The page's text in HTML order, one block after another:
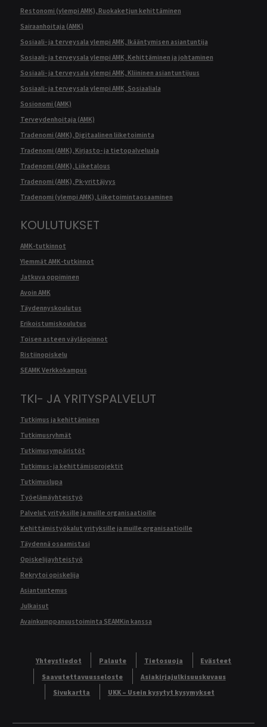
Restonomi (ylempi AMK), Ruokaketjun kehittäminen
Sairaanhoitaja (AMK)
Sosiaali- ja terveysala ylempi AMK, Ikääntymisen asiantuntija
Sosiaali- ja terveysala ylempi AMK, Kehittäminen ja johtaminen
Sosiaali- ja terveysala ylempi AMK, Kliininen asiantuntijuus
Sosiaali- ja terveysala ylempi AMK, Sosiaaliala
Sosionomi (AMK)
Terveydenhoitaja (AMK)
Tradenomi (AMK), Digitaalinen liiketoiminta
Tradenomi (AMK), Kirjasto- ja tietopalveluala
Tradenomi (AMK), Liiketalous
Tradenomi (AMK), Pk-yrittäjyys
Tradenomi (ylempi AMK), Liiketoimintaosaaminen
KOULUTUKSET
AMK-tutkinnot
Ylemmät AMK-tutkinnot
Jatkuva oppiminen
Avoin AMK
Täydennyskoulutus
Erikoistumiskoulutus
Toisen asteen väyläopinnot
Ristiinopiskelu
SEAMK Verkkokampus
TKI- JA YRITYSPALVELUT
Tutkimus ja kehittäminen
Tutkimusryhmät
Tutkimusympäristöt
Tutkimus- ja kehittämisprojektit
Tutkimuslupa
Työelämäyhteistyö
Palvelut yrityksille ja muille organisaatioille
Kehittämistyökalut yrityksille ja muille organisaatioille
Täydennä osaamistasi
Opiskelijayhteistyö
Rekrytoi opiskelija
Asiantuntemus
Julkaisut
Avainkumppanuustoiminta SEAMKin kanssa
Yhteystiedot Palaute Tietosuoja
Evästeet
Saavutettavuusseloste
Asiakirjajulkisuuskuvaus
Sivukartta
UKK – Usein kysytyt kysymykset